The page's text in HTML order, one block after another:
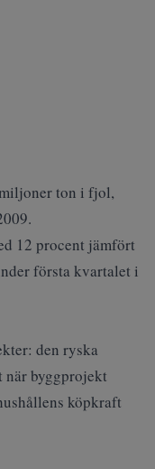
ton i fjol,
12 procent jämfört
första kvartalet i
den ryska
när byggprojekt
köpkraft